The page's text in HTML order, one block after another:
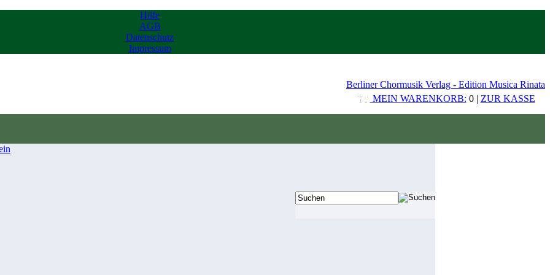
Hilfe
AGB
Datenschutz
Impressum
Berliner Chormusik Verlag - Edition Musica Rinata
MEIN WARENKORB: 0 | ZUR KASSE